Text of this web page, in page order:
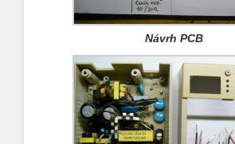
Návrh PCB